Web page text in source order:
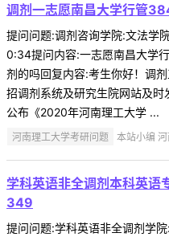
调剂一志愿南昌大学行管
提问问题:调剂咨询学院:文法
0:34提问内容:一志愿南昌大学
剂的吗回复内容:考生你好！调
招调剂系统及研究生院网站及
公布《2020年河南理工大学 ...
河南理工大学考研问题 本站小编
学科英语非全调剂本科英语
349
提问问题:学科英语非全调剂学